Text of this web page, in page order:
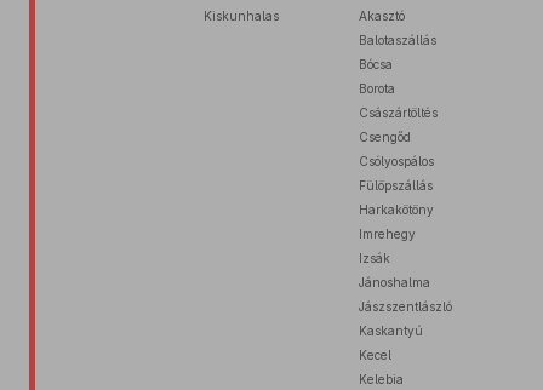
Kiskunhalas
Akasztó
Balotaszállás
Bócsa
Borota
Császártöltés
Csengőd
Csólyospálos
Fülöpszállás
Harkakötöny
Imrehegy
Izsák
Jánoshalma
Jászszentlászló
Kaskantyú
Kecel
Kelebia